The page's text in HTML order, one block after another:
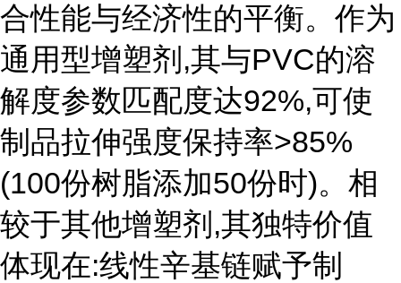
合性能与经济性的平衡。作为
通用型增塑剂,其与PVC的溶
解度参数匹配度达92%,可使
制品拉伸强度保持率>85%
(100份树脂添加50份时)。相
较于其他增塑剂,其独特价值
体现在:线性辛基链赋予制